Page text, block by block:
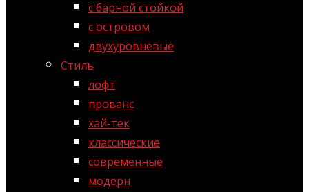
с барной стойкой
с островом
двухуровневые
Стиль
лофт
прованс
хай-тек
классические
современные
модерн